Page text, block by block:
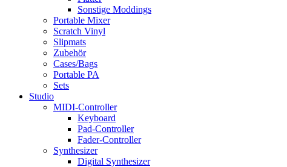
Sonstige Moddings
Portable Mixer
Scratch Vinyl
Slipmats
Zubehör
Cases/Bags
Portable PA
Sets
Studio
MIDI-Controller
Keyboard
Pad-Controller
Fader-Controller
Synthesizer
Digital Synthesizer